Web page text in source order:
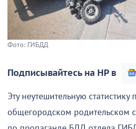
Фото: ГИБДД
Подписывайтесь на НР в
Эту неутешительную статистику
общегородском родительском